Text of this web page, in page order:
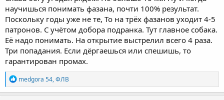
научишься понимать фазана, почти 100% результат.
Поскольку годы уже не те, То на трёх фазанов уходит 4-5
патронов. С учётом добора подранка. Тут главное собака.
Её надо понимать. На открытие выстрелил всего 4 раза.
Три попадания. Если дёргаешься или спешишь, то
гарантирован промах.
Р
е
а
medgora 54,ФЛВ